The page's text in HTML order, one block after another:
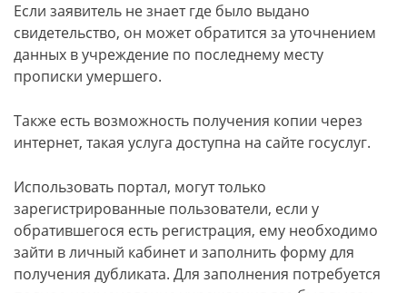
Если заявитель не знает где было выдано
свидетельство, он может обратится за уточнением
данных в учреждение по последнему месту
прописки умершего.
Также есть возможность получения копии через
интернет, такая услуга доступна на сайте госуслуг.
Использовать портал, могут только
зарегистрированные пользователи, если у
обратившегося есть регистрация, ему необходимо
зайти в личный кабинет и заполнить форму для
получения дубликата. Для заполнения потребуется